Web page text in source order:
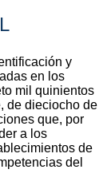
y
en los
mil quinientos
de dieciocho de
que, por
a los
de
del